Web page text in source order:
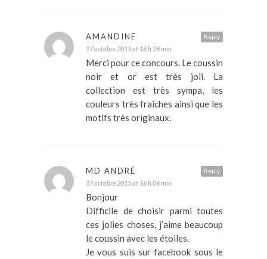
Reply
AMANDINE
17 octobre 2015 at 16 h 28 min
Merci pour ce concours. Le coussin
noir et or est très joli. La
collection est très sympa, les
couleurs très fraîches ainsi que les
motifs très originaux.
Reply
MD ANDRÉ
17 octobre 2015 at 16 h 06 min
Bonjour
Difficile de choisir parmi toutes
ces jolies choses, j’aime beaucoup
le coussin avec les étoiles.
Je vous suis sur facebook sous le